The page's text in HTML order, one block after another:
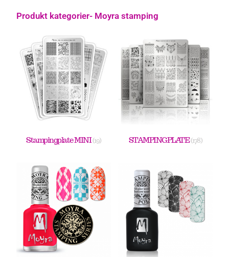
Produkt kategorier- Moyra stamping
Stampingplate MINI(19) STAMPINGPLATE(178)